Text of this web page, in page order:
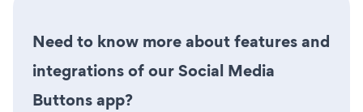
Need to know more about features and
integrations of our Social Media
Buttons app?